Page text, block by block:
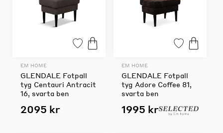
EM HOME
GLENDALE Fotpall
tyg Centauri Antracit
16, svarta ben
2095 kr
EM HOME
GLENDALE Fotpall
tyg Adore Coffee 81,
svarta ben
1995 kr